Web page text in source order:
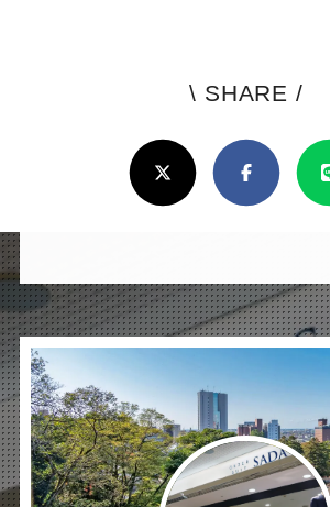
\ SHARE /
ろ
し
け
ば
シ
ェ
ア
し
て
X(Twitter)FacebookLine